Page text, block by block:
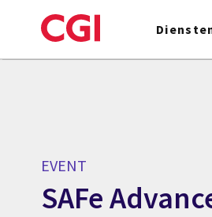
to
EVENT
SAFe